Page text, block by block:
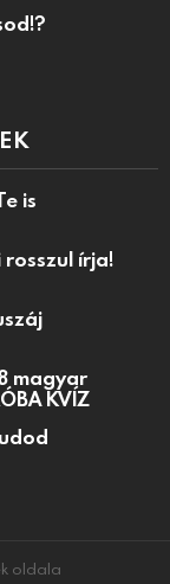
is
rosszul írja!
magyar
KVÍZ
oldala